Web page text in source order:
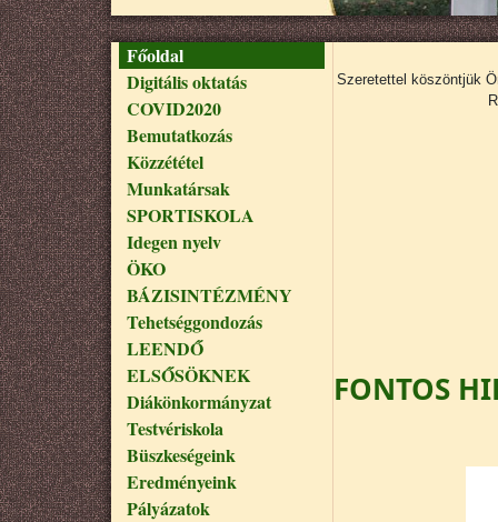
Fő navigáció
Főoldal
Digitális oktatás
COVID2020
Bemutatkozás
Közzététel
Munkatársak
SPORTISKOLA
Idegen nyelv
ÖKO
BÁZISINTÉZMÉNY
Tehetséggondozás
LEENDŐ
ELSŐSÖKNEK
Diákönkormányzat
Testvériskola
Büszkeségeink
Eredményeink
Pályázatok
Szeretettel köszöntjük
FONTOS